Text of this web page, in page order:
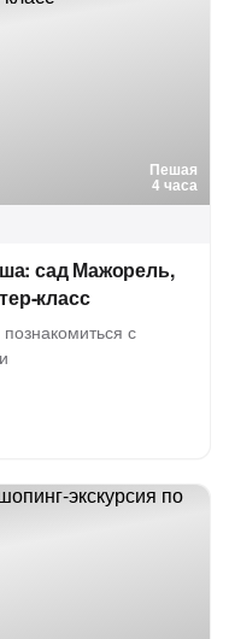
Пешая
4 часа
сад Мажорель,
класс
с